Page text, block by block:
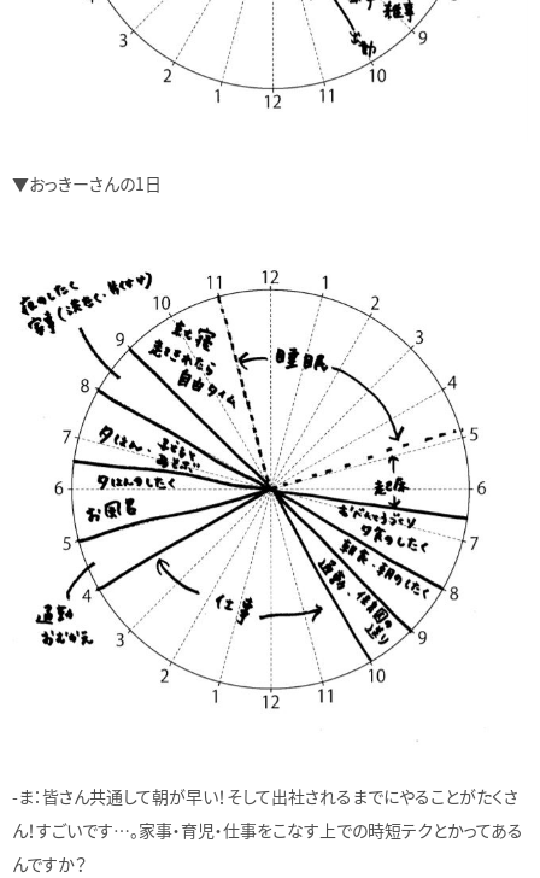
▼おっきーさんの1日
-ま：皆さん共通して朝が早い！そして出社されるまでにやることがたくさ
ん！すごいです…。家事・育児・仕事をこなす上での時短テクとかってある
んですか？